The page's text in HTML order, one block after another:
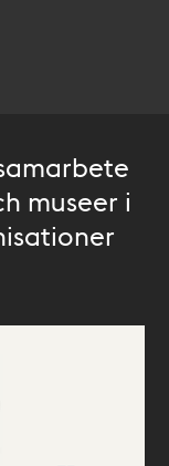
museer i